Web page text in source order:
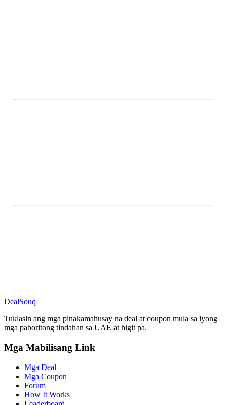
DealSouq
Tuklasin ang mga pinakamahusay na deal at coupon mula sa iyong
mga paboritong tindahan sa UAE at higit pa.
Mga Mabilisang Link
Mga Deal
Mga Coupon
Forum
How It Works